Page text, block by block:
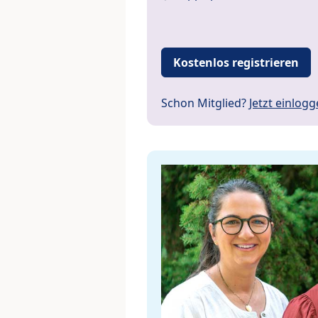
Kostenlos registrieren
Schon Mitglied? Jetzt